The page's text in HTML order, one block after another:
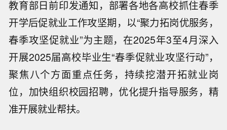
教育部日前印发通知，部署各地各高校抓住春季
开学后促就业工作攻坚期，以“聚力拓岗优服务，
春季攻坚促就业”为主题，在2025年3至4月深入
开展2025届高校毕业生“春季促就业攻坚行动”，
聚焦八个方面重点任务，持续挖潜开拓就业岗
位，加快组织校园招聘，优化提升指导服务，精
准开展就业帮扶。